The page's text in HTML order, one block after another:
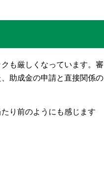
も厳しくなっています。審
助成金の申請と直接関係の
り前のようにも感じます